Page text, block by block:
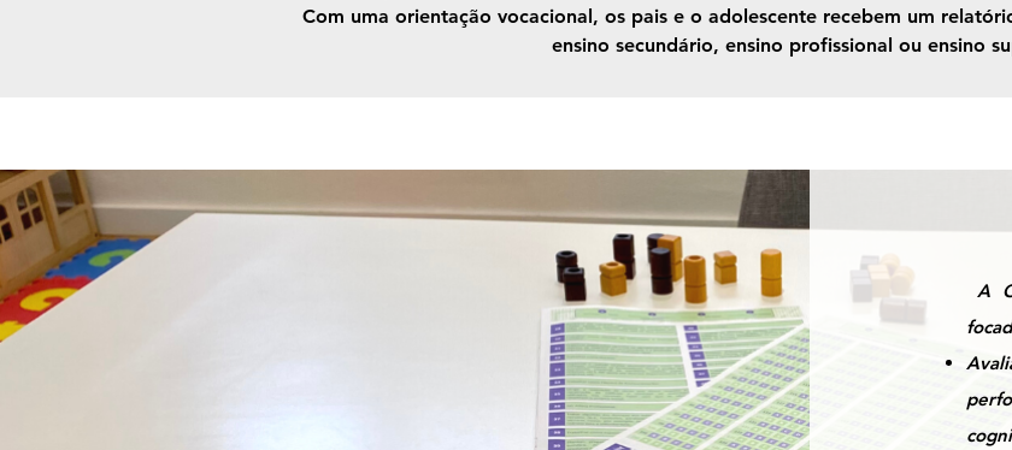
Com uma orientação vocacional, os pais e o adolescente recebem um
ensino secundário, ensino profissional ou ensino
A